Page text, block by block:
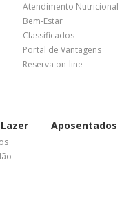
Atendimento Nutricional
Bem-Estar
Classificados
Portal de Vantagens
Reserva on-line
Aposentados